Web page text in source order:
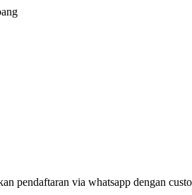
pendaftaran via whatsapp dengan